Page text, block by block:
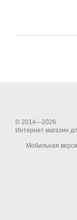
© 2014—2026
Интернет магазин
Мобильная